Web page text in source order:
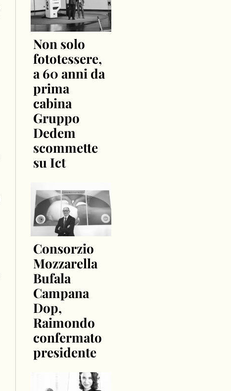
Non solo
fototessere,
a 60 anni da
prima
cabina
Gruppo
Dedem
scommette
su Ict
Consorzio
Mozzarella
Bufala
Campana
Dop,
Raimondo
confermato
presidente